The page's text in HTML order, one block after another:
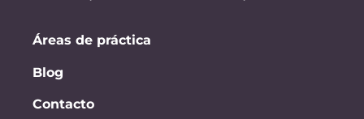
Áreas de práctica
Blog
Contacto